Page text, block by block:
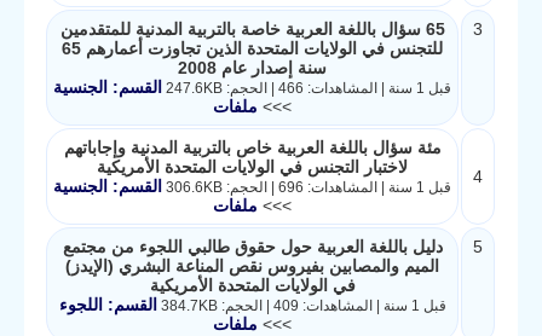
3
65 سؤال باللغة العربية خاصة بالتربية المدنية للمتقدمين
للتجنس في الولايات المتحدة الذين تجاوزت أعمارهم 65
سنة إصدار عام 2008
قبل 1 سنة | المشاهدات: 466 | الحجم: 247.6KB
القسم: الجنسية
>>> ملفات
4
مئة سؤال باللغة العربية خاص بالتربية المدنية وإجاباتهم
لاختبار التجنس في الولايات المتحدة الأمريكية
قبل 1 سنة | المشاهدات: 696 | الحجم: 306.6KB
القسم: الجنسية
>>> ملفات
5
دليل باللغة العربية حول حقوق طالبي اللجوء من مجتمع
الميم والمصابين بفيروس نقص المناعة البشري (الإيدز)
في الولايات المتحدة الأمريكية
قبل 1 سنة | المشاهدات: 409 | الحجم: 384.7KB
القسم: اللجوء
>>> ملفات